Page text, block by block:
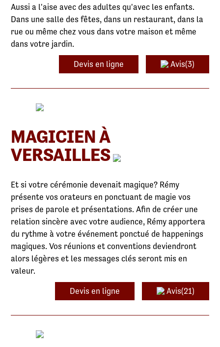
Aussi a l'aise avec des adultes qu'avec les enfants.
Dans une salle des fêtes, dans un restaurant, dans la
rue ou même chez vous dans votre maison et même
dans votre jardin.
Devis en ligne Avis(3)
MAGICIEN À
VERSAILLES
Et si votre cérémonie devenait magique? Rémy
présente vos orateurs en ponctuant de magie vos
prises de parole et présentations. Afin de créer une
relation sincère avec votre audience, Rémy apportera
du rythme à votre événement ponctué de happenings
magiques. Vos réunions et conventions deviendront
alors légères et les messages clés seront mis en
valeur.
Devis en ligne Avis(21)